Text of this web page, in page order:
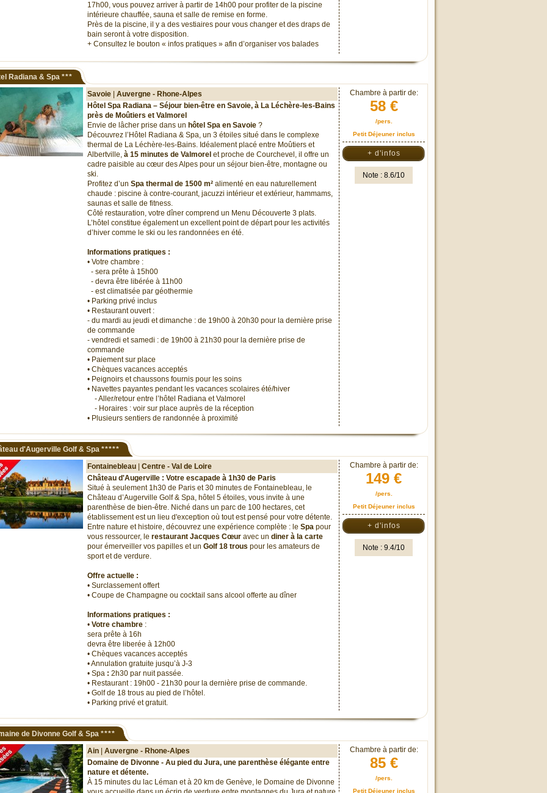
17h00, vous pouvez arriver à partir de 14h00 pour profiter de la piscine
intérieure chauffée, sauna et salle de remise en forme.
Près de la piscine, il y a des vestiaires pour vous changer et des draps de
bain seront à votre disposition.
+ Consultez le bouton « infos pratiques » afin d’organiser vos balades
Radiana & Spa ***
Savoie
Auvergne - Rhone-Alpes
Hôtel Spa Radiana – Séjour bien-être en Savoie, à La Léchère-les-Bains
près de Moûtiers et Valmorel
Envie de lâcher prise dans un hôtel Spa en Savoie ?
Découvrez l’Hôtel Radiana & Spa, un 3 étoiles situé dans le complexe
thermal de La Léchère-les-Bains. Idéalement placé entre Moûtiers et
Albertville, à 15 minutes de Valmorel et proche de Courchevel, il offre un
cadre paisible au cœur des Alpes pour un séjour bien-être, montagne ou
ski.
Profitez d’un Spa thermal de 1500 m² alimenté en eau naturellement
chaude : piscine à contre-courant, jacuzzi intérieur et extérieur, hammams,
saunas et salle de fitness.
Côté restauration, votre dîner comprend un Menu Découverte 3 plats.
L’hôtel constitue également un excellent point de départ pour les activités
d’hiver comme le ski ou les randonnées en été.
Informations pratiques :
• Votre chambre :
- sera prête à 15h00
- devra être libérée à 11h00
- est climatisée par géothermie
• Parking privé inclus
• Restaurant ouvert :
- du mardi au jeudi et dimanche : de 19h00 à 20h30 pour la dernière prise
de commande
- vendredi et samedi : de 19h00 à 21h30 pour la dernière prise de
commande
• Paiement sur place
• Chèques vacances acceptés
• Peignoirs et chaussons fournis pour les soins
• Navettes payantes pendant les vacances scolaires été/hiver
- Aller/retour entre l’hôtel Radiana et Valmorel
- Horaires : voir sur place auprès de la réception
• Plusieurs sentiers de randonnée à proximité
Chambre à partir de:
58 €
/pers.
Petit Déjeuner inclus
+ d'infos
Note : 8.6/10
d'Augerville Golf & Spa *****
Fontainebleau
Centre - Val de Loire
Château d'Augerville : Votre escapade à 1h30 de Paris
Situé à seulement 1h30 de Paris et 30 minutes de Fontainebleau, le
Château d’Augerville Golf & Spa, hôtel 5 étoiles, vous invite à une
parenthèse de bien-être. Niché dans un parc de 100 hectares, cet
établissement est un lieu d'exception où tout est pensé pour votre détente.
Entre nature et histoire, découvrez une expérience complète : le Spa pour
vous ressourcer, le restaurant Jacques Cœur avec un diner à la carte
pour émerveiller vos papilles et un Golf 18 trous pour les amateurs de
sport et de verdure.
Offre actuelle :
• Surclassement offert
• Coupe de Champagne ou cocktail sans alcool offerte au dîner
Informations pratiques :
• Votre chambre :
sera prête à 16h
devra être liberée à 12h00
• Chèques vacances acceptés
• Annulation gratuite jusqu’à J-3
• Spa : 2h30 par nuit passée.
• Restaurant : 19h00 - 21h30 pour la dernière prise de commande.
• Golf de 18 trous au pied de l’hôtel.
• Parking privé et gratuit.
Chambre à partir de:
149 €
/pers.
Petit Déjeuner inclus
+ d'infos
Note : 9.4/10
de Divonne Golf & Spa ****
Ain
Auvergne - Rhone-Alpes
Domaine de Divonne - Au pied du Jura, une parenthèse élégante entre
nature et détente.
À 15 minutes du lac Léman et à 20 km de Genève, le Domaine de Divonne
Chambre à partir de:
85 €
/pers.
Petit Déjeuner inclus